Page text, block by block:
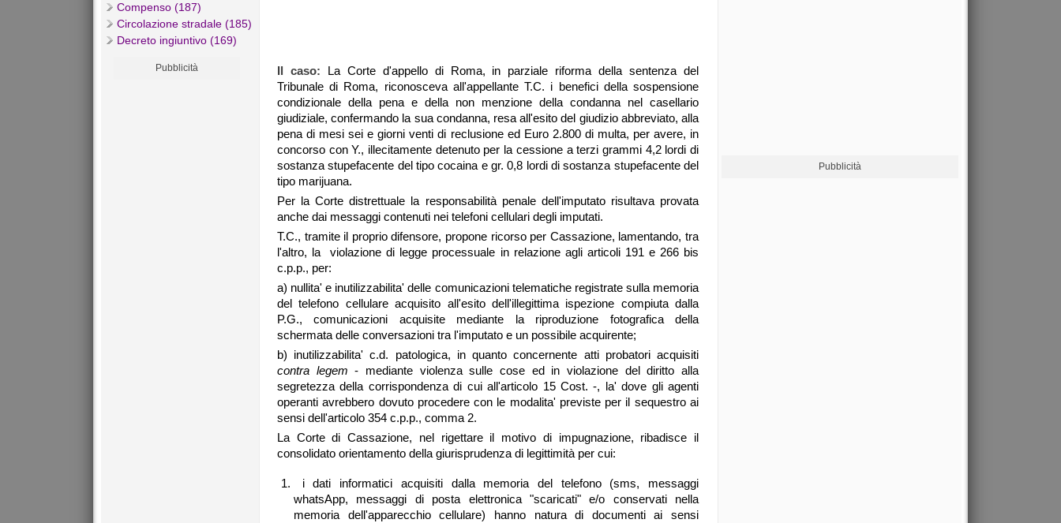
Compenso (187)
Circolazione stradale (185)
Decreto ingiuntivo (169)
Pubblicità Il caso: La Corte d'appello di Roma, in parziale riforma della sentenza del
Tribunale di Roma, riconosceva all'appellante T.C. i benefici della sospensione
condizionale della pena e della non menzione della condanna nel casellario
giudiziale, confermando la sua condanna, resa all'esito del giudizio abbreviato, alla
pena di mesi sei e giorni venti di reclusione ed Euro 2.800 di multa, per avere, in
concorso con Y., illecitamente detenuto per la cessione a terzi grammi 4,2 lordi di
sostanza stupefacente del tipo cocaina e gr. 0,8 lordi di sostanza stupefacente del
tipo marijuana.
Per la Corte distrettuale la responsabilità penale dell'imputato risultava provata
anche dai messaggi contenuti nei telefoni cellulari degli imputati.
T.C., tramite il proprio difensore, propone ricorso per Cassazione, lamentando, tra
l'altro, la violazione di legge processuale in relazione agli articoli 191 e 266 bis
c.p.p., per:
a) nullita' e inutilizzabilita' delle comunicazioni telematiche registrate sulla memoria
del telefono cellulare acquisito all'esito dell'illegittima ispezione compiuta dalla
P.G., comunicazioni acquisite mediante la riproduzione fotografica della
schermata delle conversazioni tra l'imputato e un possibile acquirente;
b) inutilizzabilita' c.d. patologica, in quanto concernente atti probatori acquisiti
contra legem - mediante violenza sulle cose ed in violazione del diritto alla
segretezza della corrispondenza di cui all'articolo 15 Cost. -, la' dove gli agenti
operanti avrebbero dovuto procedere con le modalita' previste per il sequestro ai
sensi dell'articolo 354 c.p.p., comma 2.
La Corte di Cassazione, nel rigettare il motivo di impugnazione, ribadisce il
consolidato orientamento della giurisprudenza di legittimità per cui:
i dati informatici acquisiti dalla memoria del telefono (sms, messaggi
whatsApp, messaggi di posta elettronica "scaricati" e/o conservati nella
memoria dell'apparecchio cellulare) hanno natura di documenti ai sensi
Pubblicità